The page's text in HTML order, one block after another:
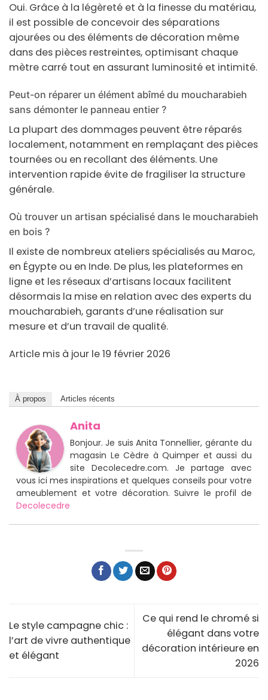
Oui. Grâce à la légèreté et à la finesse du matériau,
il est possible de concevoir des séparations
ajourées ou des éléments de décoration même
dans des pièces restreintes, optimisant chaque
mètre carré tout en assurant luminosité et intimité.
Peut-on réparer un élément abîmé du moucharabieh
sans démonter le panneau entier ?
La plupart des dommages peuvent être réparés
localement, notamment en remplaçant des pièces
tournées ou en recollant des éléments. Une
intervention rapide évite de fragiliser la structure
générale.
Où trouver un artisan spécialisé dans le moucharabieh
en bois ?
Il existe de nombreux ateliers spécialisés au Maroc,
en Égypte ou en Inde. De plus, les plateformes en
ligne et les réseaux d’artisans locaux facilitent
désormais la mise en relation avec des experts du
moucharabieh, garants d’une réalisation sur
mesure et d’un travail de qualité.
Article mis à jour le 19 février 2026
À propos Articles récents
Anita
Bonjour. Je suis Anita Tonnellier, gérante du
magasin Le Cèdre à Quimper et aussi du
site Decolecedre.com. Je partage avec
vous ici mes inspirations et quelques conseils pour votre
ameublement et votre décoration. Suivre le profil de
Decolecedre
Le style campagne chic :
l’art de vivre authentique
et élégant
Ce qui rend le chromé si
élégant dans votre
décoration intérieure en
2026